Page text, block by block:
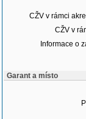
CŽV v rámci
CŽV v
Informace o
Garant a místo